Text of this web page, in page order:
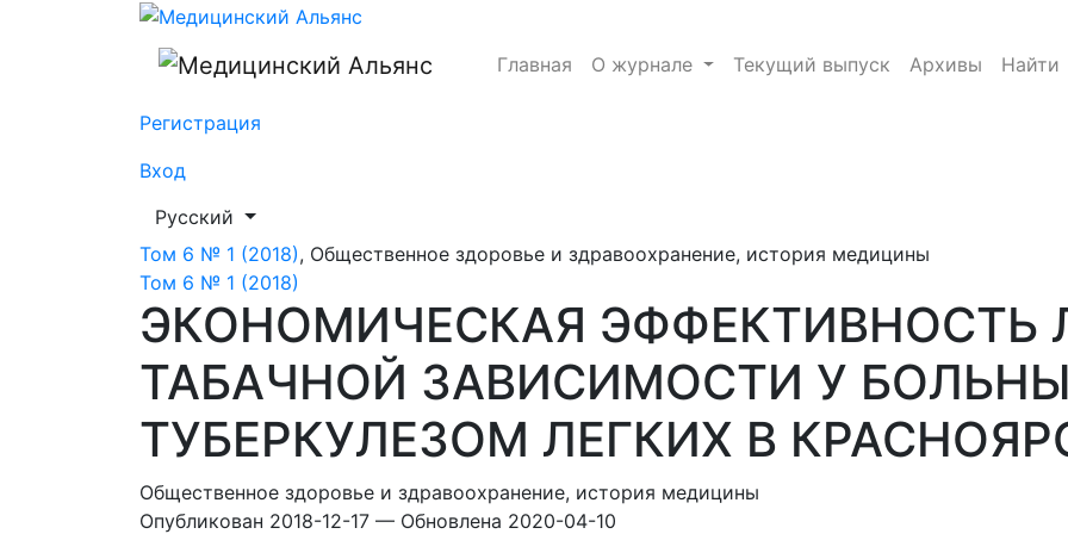
ЭКОНОМИЧЕСКАЯ ЭФФЕКТИВНОСТЬ ЛЕЧЕНИЯ ТАБАЧНОЙ ЗАВИСИМОСТИ У БОЛЬНЫХ
Главная О журнале Текущий выпуск Архивы Найти
Регистрация
Вход
##plugins.themes.healthSciences.language.toggle##
Русский
Том 6 № 1 (2018), Общественное здоровье и здравоохранение, история медицины
Том 6 № 1 (2018)
ЭКОНОМИЧЕСКАЯ ЭФФЕКТИВНОСТЬ
ТАБАЧНОЙ ЗАВИСИМОСТИ У
ТУБЕРКУЛЕЗОМ ЛЕГКИХ В
Общественное здоровье и здравоохранение, история медицины
Опубликован 2018-12-17 — Обновлена 2020-04-10